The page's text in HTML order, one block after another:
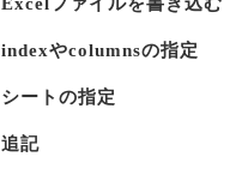
indexやcolumnsの指定
シートの指定
追記